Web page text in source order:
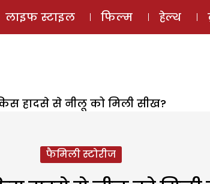
ई-मैगज़ीन
लाइफ स्टाइल फिल्म हेल्थ
हादसे से नीलू को मिली सीख?
फैमिली स्टोरीज